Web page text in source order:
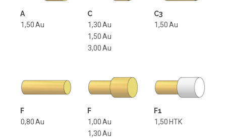
A
1,50Au
C
1,30Au
1,50Au
3,00Au
C3
1,50 Au
F
0,80Au
F
1,00Au
1,30Au
F1
1,50 HTK